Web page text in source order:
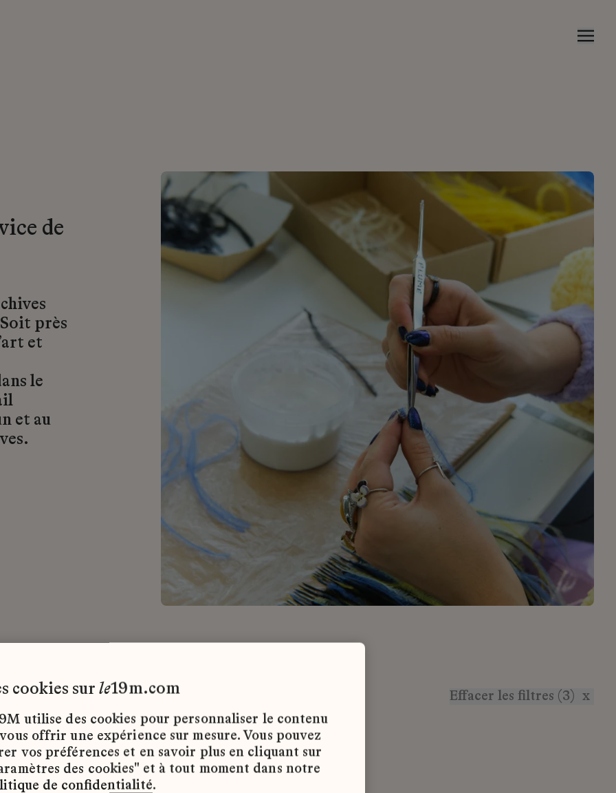
de
près
et
le
et au
École Lesage Alternance Effacer les filtres (3) x
d’emploi disponibles pour le moment.
cookies sur le19m.com
utilise des cookies pour personnaliser le contenu
offrir une expérience sur mesure. Vous pouvez
vos préférences et en savoir plus en cliquant sur
des cookies" et à tout moment dans notre
de confidentialité.